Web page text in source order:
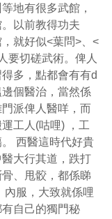
地有很多武館，
以前教得功夫
就好似<葉問>、<
要切磋武術。俾人
多，點都會有有d
個醫治，當然係
派俾人醫咩，而
工人(咕哩) ，工
西醫這時代好貴
大行其道，跌打
、甩骹，都係睇
內服，大致就係哩
自己的獨門秘